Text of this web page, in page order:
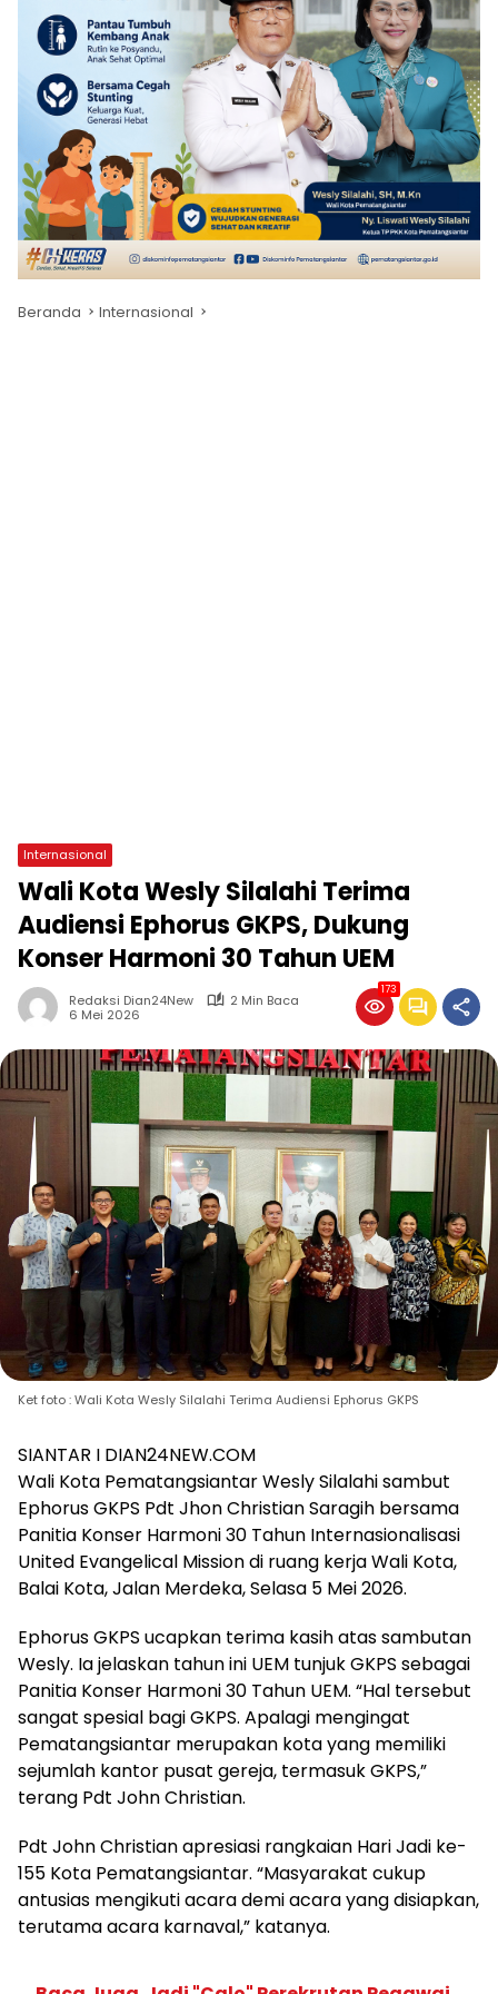
Beranda Internasional
Internasional
Wali Kota Wesly Silalahi Terima
Audiensi Ephorus GKPS, Dukung
Konser Harmoni 30 Tahun UEM
Redaksi Dian24New
2 Min Baca
6 Mei 2026
173
Ket foto : Wali Kota Wesly Silalahi Terima Audiensi Ephorus GKPS
SIANTAR I DIAN24NEW.COM
Wali Kota Pematangsiantar Wesly Silalahi sambut
Ephorus GKPS Pdt Jhon Christian Saragih bersama
Panitia Konser Harmoni 30 Tahun Internasionalisasi
United Evangelical Mission di ruang kerja Wali Kota,
Balai Kota, Jalan Merdeka, Selasa 5 Mei 2026.
Ephorus GKPS ucapkan terima kasih atas sambutan
Wesly. Ia jelaskan tahun ini UEM tunjuk GKPS sebagai
Panitia Konser Harmoni 30 Tahun UEM. “Hal tersebut
sangat spesial bagi GKPS. Apalagi mengingat
Pematangsiantar merupakan kota yang memiliki
sejumlah kantor pusat gereja, termasuk GKPS,”
terang Pdt John Christian.
Pdt John Christian apresiasi rangkaian Hari Jadi ke-
155 Kota Pematangsiantar. “Masyarakat cukup
antusias mengikuti acara demi acara yang disiapkan,
terutama acara karnaval,” katanya.